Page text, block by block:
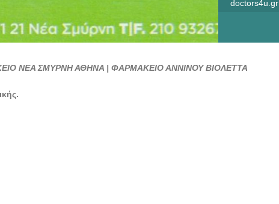
doctors4u.gr
ΝΕΑ ΣΜΥΡΝΗ ΑΘΗΝΑ | ΦΑΡΜΑΚΕΙΟ ΑΝΝΙΝΟΥ ΒΙΟΛΕΤΤΑ